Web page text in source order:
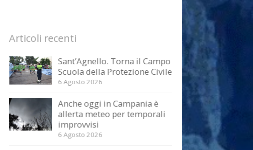
Articoli recenti
Sant’Agnello. Torna il Campo
Scuola della Protezione Civile
6 Agosto 2026
Anche oggi in Campania è
allerta meteo per temporali
improvvisi
6 Agosto 2026